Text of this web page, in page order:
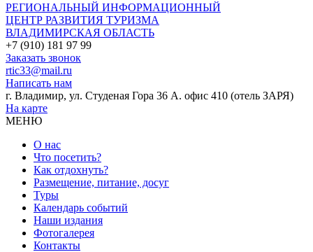
РЕГИОНАЛЬНЫЙ ИНФОРМАЦИОННЫЙ
ЦЕНТР РАЗВИТИЯ ТУРИЗМА
ВЛАДИМИРСКАЯ ОБЛАСТЬ
+7 (910) 181 97 99
Заказать звонок
rtic33@mail.ru
Написать нам
г. Владимир, ул. Студеная Гора 36 А. офис 410 (отель ЗАРЯ)
На карте
МЕНЮ
О нас
Что посетить?
Как отдохнуть?
Размещение, питание, досуг
Туры
Календарь событий
Наши издания
Фотогалерея
Контакты